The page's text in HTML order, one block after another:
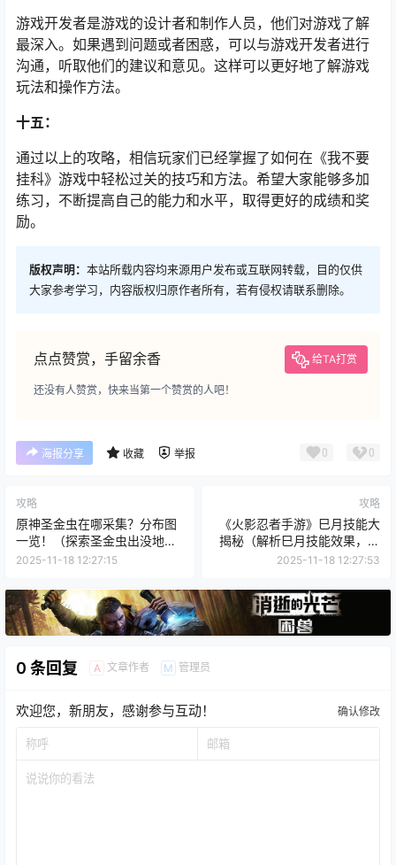
游戏开发者是游戏的设计者和制作人员，他们对游戏了解
最深入。如果遇到问题或者困惑，可以与游戏开发者进行
沟通，听取他们的建议和意见。这样可以更好地了解游戏
玩法和操作方法。
十五：
通过以上的攻略，相信玩家们已经掌握了如何在《我不要
挂科》游戏中轻松过关的技巧和方法。希望大家能够多加
练习，不断提高自己的能力和水平，取得更好的成绩和奖
励。
版权声明： 本站所载内容均来源用户发布或互联网转载，目的仅供
大家参考学习，内容版权归原作者所有，若有侵权请联系删除。
点点赞赏，手留余香 给TA打赏
还没有人赞赏，快来当第一个赞赏的人吧！
海报分享 收藏 举报 0 0
攻略
原神圣金虫在哪采集？分布图
一览！（探索圣金虫出没地，
轻松升级养成！）
2025-11-18 12:27:15
攻略
《火影忍者手游》巳月技能大
揭秘（解析巳月技能效果，提
升战斗实力）
2025-11-18 12:27:53
0 条回复 A 文章作者 M 管理员
欢迎您，新朋友，感谢参与互动！ 确认修改